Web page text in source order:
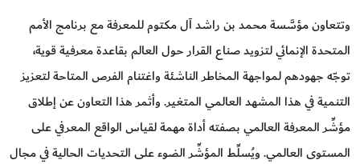
وتتعاون مؤسَّسة محمد بن راشد آل مكتوم للمعرفة مع برنامج الأمم
المتحدة الإنمائي لتزويد صناع القرار حول العالم بقاعدة معرفية قوية،
توجّه جهودهم لمواجهة المخاطر الناشئة واغتنام الفرص المتاحة لتعزيز
التنمية في هذا المشهد العالمي المتغير. وأثمر هذا التعاون عن إطلاق
مؤشِّر المعرفة العالمي بصفته أداة مهمة لقياس الواقع المعرفي على
المستوى العالمي. ويُسلِّط المؤشِّر الضوء على التحديات الحالية في مجال